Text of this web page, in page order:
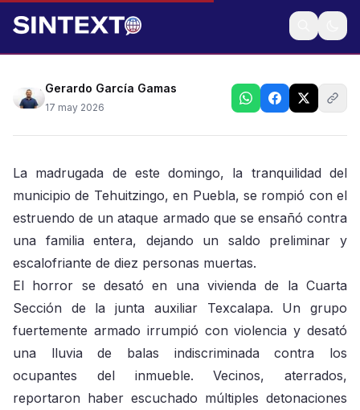
Ataque ocurrió esta madrugada
Gerardo García Gamas
17 may 2026
La madrugada de este domingo, la tranquilidad del
municipio de Tehuitzingo, en Puebla, se rompió con el
estruendo de un ataque armado que se ensañó contra
una familia entera, dejando un saldo preliminar y
escalofriante de diez personas muertas.
El horror se desató en una vivienda de la Cuarta
Sección de la junta auxiliar Texcalapa. Un grupo
fuertemente armado irrumpió con violencia y desató
una lluvia de balas indiscriminada contra los
ocupantes del inmueble. Vecinos, aterrados,
reportaron haber escuchado múltiples detonaciones